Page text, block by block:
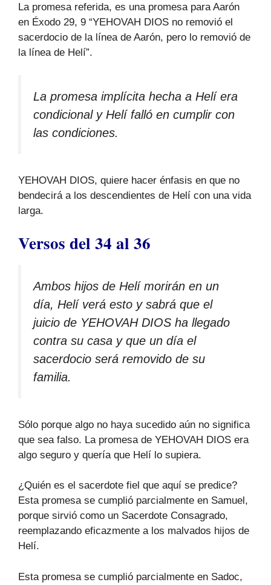
La promesa referida, es una promesa para Aarón
en Éxodo 29, 9 “YEHOVAH DIOS no removió el
sacerdocio de la línea de Aarón, pero lo removió de
la línea de Helí”.
La promesa implícita hecha a Helí era
condicional y Helí falló en cumplir con
las condiciones.
YEHOVAH DIOS, quiere hacer énfasis en que no
bendecirá a los descendientes de Helí con una vida
larga.
Versos del 34 al 36
Ambos hijos de Helí morirán en un
día, Helí verá esto y sabrá que el
juicio de YEHOVAH DIOS ha llegado
contra su casa y que un día el
sacerdocio será removido de su
familia.
Sólo porque algo no haya sucedido aún no significa
que sea falso. La promesa de YEHOVAH DIOS era
algo seguro y quería que Helí lo supiera.
¿Quién es el sacerdote fiel que aquí se predice?
Esta promesa se cumplió parcialmente en Samuel,
porque sirvió como un Sacerdote Consagrado,
reemplazando eficazmente a los malvados hijos de
Helí.
Esta promesa se cumplió parcialmente en Sadoc,